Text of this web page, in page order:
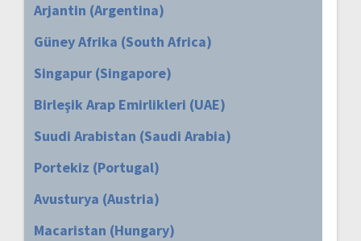
Arjantin (Argentina)
Güney Afrika (South Africa)
Singapur (Singapore)
Birleşik Arap Emirlikleri (UAE)
Suudi Arabistan (Saudi Arabia)
Portekiz (Portugal)
Avusturya (Austria)
Macaristan (Hungary)